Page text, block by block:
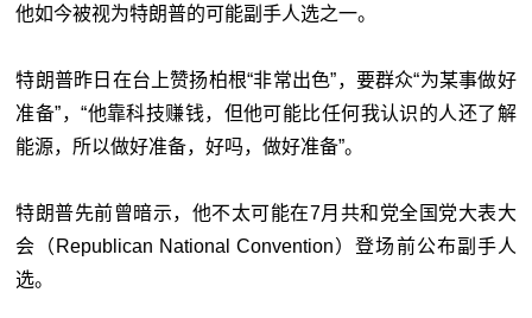
他如今被视为特朗普的可能副手人选之一。
特朗普昨日在台上赞扬柏根“非常出色”，要群众“为某事做好
准备”，“他靠科技赚钱，但他可能比任何我认识的人还了解
能源，所以做好准备，好吗，做好准备”。
特朗普先前曾暗示，他不太可能在7月共和党全国党大表大
会（Republican National Convention）登场前公布副手人
选。